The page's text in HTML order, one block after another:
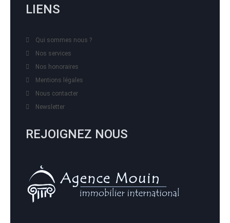
LIENS
Qui sommes nous ?
Nos services
Nos honoraires
Mentions légales
Nous contacter
Newsletter
REJOIGNEZ NOUS